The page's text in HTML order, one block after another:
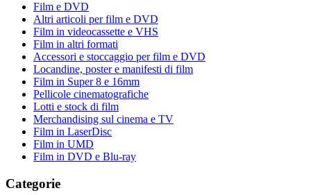
Film e DVD
Altri articoli per film e DVD
Film in videocassette e VHS
Film in altri formati
Accessori e stoccaggio per film e DVD
Locandine, poster e manifesti di film
Film in Super 8 e 16mm
Pellicole cinematografiche
Lotti e stock di film
Merchandising sul cinema e TV
Film in LaserDisc
Film in UMD
Film in DVD e Blu-ray
Categorie